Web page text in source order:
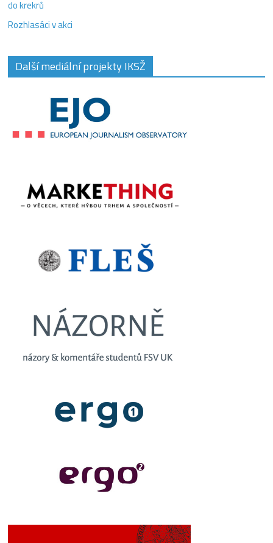
do krekrů
Rozhlasáci v akci
Další mediální projekty IKSŽ